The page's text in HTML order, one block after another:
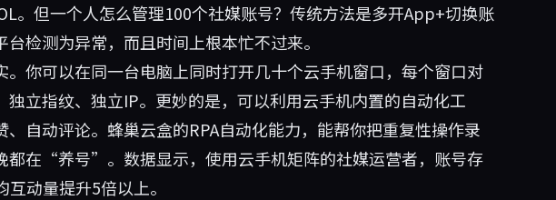
。但一个人怎么管理100个社媒账号？传统方法是多开App+切换账
检测为异常，而且时间上根本忙不过来。
你可以在同一台电脑上同时打开几十个云手机窗口，每个窗口对
独立指纹、独立IP。更妙的是，可以利用云手机内置的自动化工
自动评论。蜂巢云盒的RPA自动化能力，能帮你把重复性操作录
都在“养号”。数据显示，使用云手机矩阵的社媒运营者，账号存
动量提升5倍以上。